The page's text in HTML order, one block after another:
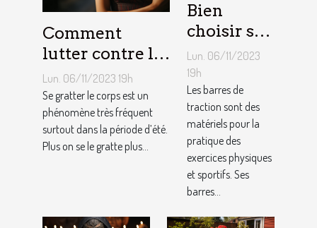
Comment
lutter contre la
démangeaison ?
Lun. 06/11/2023 19h
Se gratter le corps est un
phénomène très fréquent
surtout dans la période d’été.
Plus on se le gratte plus...
Bien
choisir sa
barre de
traction :
nos
conseils !
Lun. 06/11/2023
19h
Les barres de
traction sont des
matériels pour la
pratique des
exercices physiques
et sportifs. Ses
barres...